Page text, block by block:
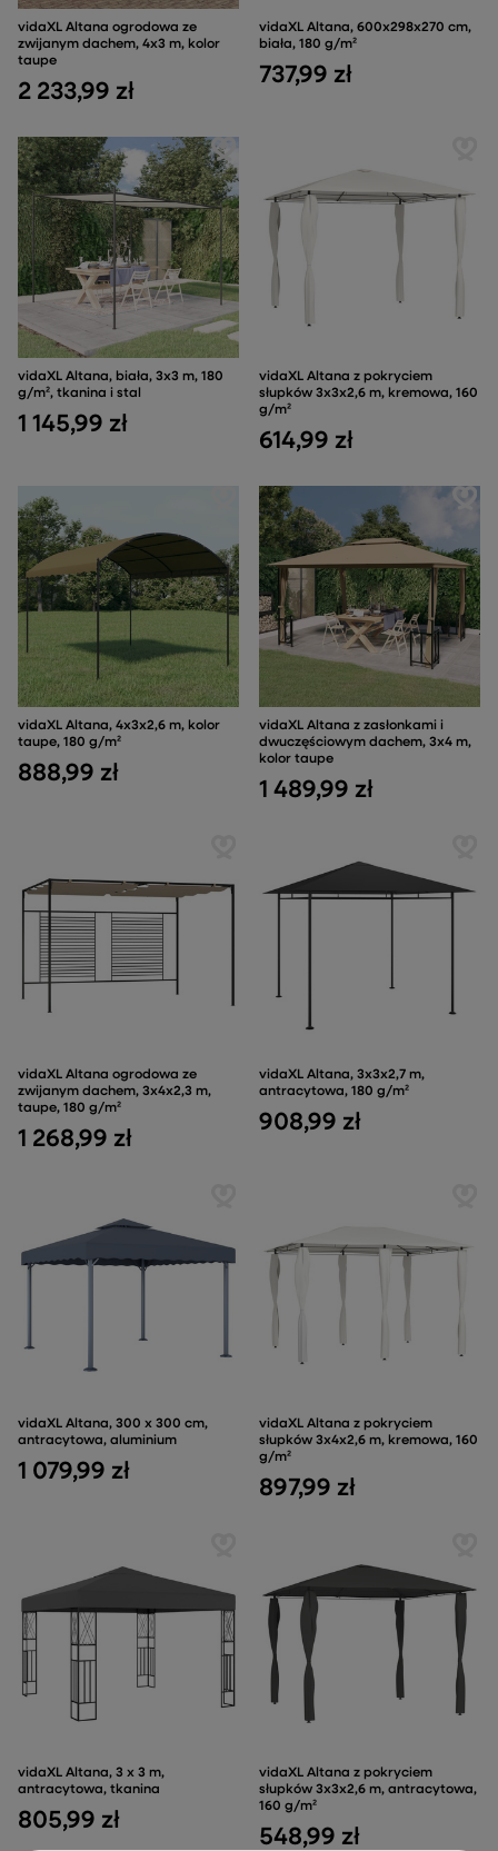
vidaXL Altana ogrodowa ze
zwijanym dachem, 4x3 m, kolor
taupe
2 233,99 zł
vidaXL Altana, 600x298x270 cm,
biała, 180 g/m²
737,99 zł
vidaXL Altana, biała, 3x3 m, 180
g/m², tkanina i stal
1 145,99 zł
vidaXL Altana z pokryciem
słupków 3x3x2,6 m, kremowa, 160
g/m²
614,99 zł
vidaXL Altana, 4x3x2,6 m, kolor
taupe, 180 g/m²
888,99 zł
vidaXL Altana z zasłonkami i
dwuczęściowym dachem, 3x4 m,
kolor taupe
1 489,99 zł
vidaXL Altana ogrodowa ze
zwijanym dachem, 3x4x2,3 m,
taupe, 180 g/m²
1 268,99 zł
vidaXL Altana, 3x3x2,7 m,
antracytowa, 180 g/m²
908,99 zł
vidaXL Altana, 300 x 300 cm,
antracytowa, aluminium
1 079,99 zł
vidaXL Altana z pokryciem
słupków 3x4x2,6 m, kremowa, 160
g/m²
897,99 zł
vidaXL Altana, 3 x 3 m,
antracytowa, tkanina
805,99 zł
vidaXL Altana z pokryciem
słupków 3x3x2,6 m, antracytowa,
160 g/m²
548,99 zł